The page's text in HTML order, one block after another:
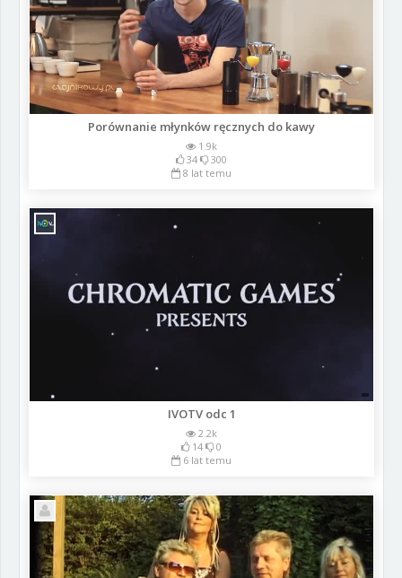
Porównanie młynków ręcznych do kawy
1.9k
34
300
8 lat temu
IVOTV odc 1
2.2k
14
0
6 lat temu